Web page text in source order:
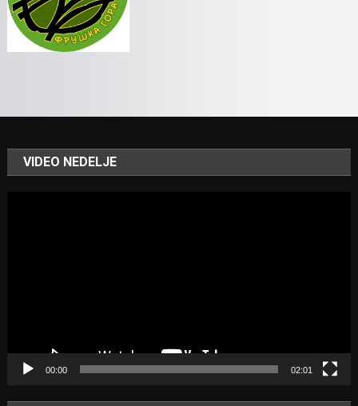
VIDEO NEDELJE
00:00 02:01